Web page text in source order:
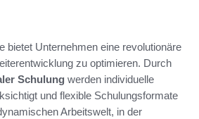
bietet Unternehmen eine revolutionäre
zu optimieren. Durch
Schulung werden individuelle
und flexible Schulungsformate
Arbeitswelt, in der